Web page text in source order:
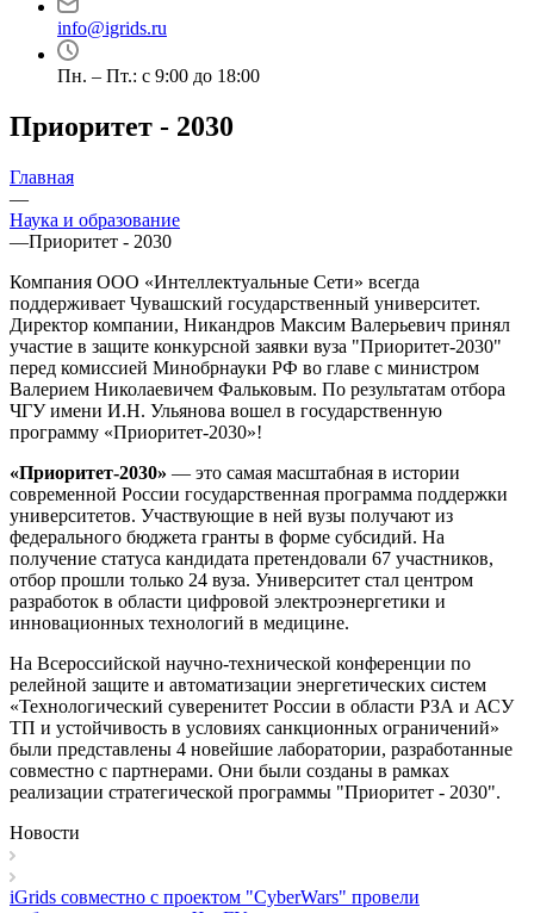
info@igrids.ru
Пн. – Пт.: с 9:00 до 18:00
Приоритет - 2030
Главная
—
Наука и образование
—Приоритет - 2030
Компания ООО «Интеллектуальные Сети» всегда
поддерживает Чувашский государственный университет.
Директор компании, Никандров Максим Валерьевич принял
участие в защите конкурсной заявки вуза "Приоритет-2030"
перед комиссией Минобрнауки РФ во главе с министром
Валерием Николаевичем Фальковым. По результатам отбора
ЧГУ имени И.Н. Ульянова вошел в государственную
программу «Приоритет-2030»!
«Приоритет-2030» — это самая масштабная в истории
современной России государственная программа поддержки
университетов. Участвующие в ней вузы получают из
федерального бюджета гранты в форме субсидий. На
получение статуса кандидата претендовали 67 участников,
отбор прошли только 24 вуза. Университет стал центром
разработок в области цифровой электроэнергетики и
инновационных технологий в медицине.
На Всероссийской научно-технической конференции по
релейной защите и автоматизации энергетических систем
«Технологический суверенитет России в области РЗА и АСУ
ТП и устойчивость в условиях санкционных ограничений»
были представлены 4 новейшие лаборатории, разработанные
совместно с партнерами. Они были созданы в рамках
реализации стратегической программы "Приоритет - 2030".
Новости
iGrids совместно с проектом "CyberWars" провели